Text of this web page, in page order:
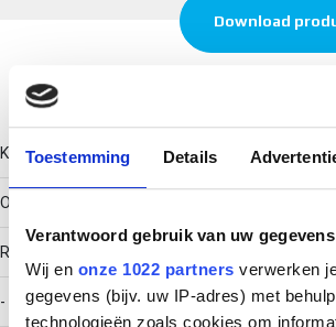
Toestemming Details
Verantwoord gebruik van uw gegevens
Wij en onze 1022 partners verwerken
gegevens (bijv. uw IP-adres) met
technologieën zoals cookies om
Download
Technische gegevens
Kleur
Overig
RAL-nummer
-